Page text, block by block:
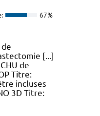
67%
[...]
de
Titre:
incluses
3D Titre: